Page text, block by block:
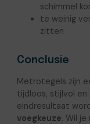
schimmel
te weinig
zitten
Conclusie
Metrotegels zijn
tijdloos, stijlvol en
eindresultaat
voegkeuze. Wil